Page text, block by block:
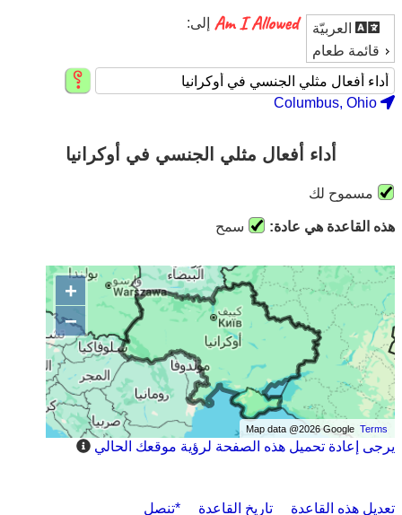
العربيّة
قائمة طعام
إلى:
Columbus, Ohio
أداء أفعال مثلي الجنسي في أوكرانيا
مسموح لك
هذه القاعدة هي عادة: سمح
+
−
Map data @2026 GoogleTerms
يرجى إعادة تحميل هذه الصفحة لرؤية موقعك الحالي
تعديل هذه القاعدة تاريخ القاعدة *تنصل